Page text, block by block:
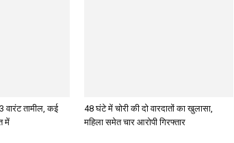
वारंट तामील, कई
में
48 घंटे में चोरी की दो वारदातों का खुलासा,
महिला समेत चार आरोपी गिरफ्तार